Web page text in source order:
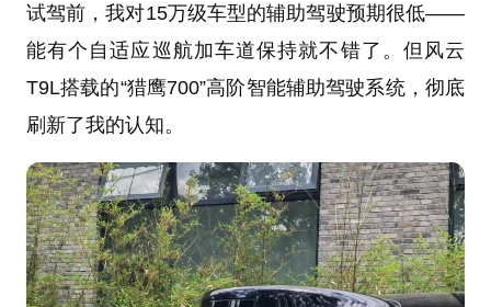
试驾前，我对15万级车型的辅助驾驶预期很低——
能有个自适应巡航加车道保持就不错了。但风云
T9L搭载的“猎鹰700”高阶智能辅助驾驶系统，彻底
刷新了我的认知。